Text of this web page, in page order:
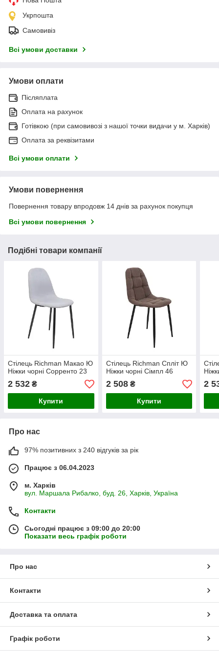
Укрпошта
Самовивіз
Всі умови доставки
Умови оплати
Післяплата
Оплата на рахунок
Готівкою (при самовивозі з нашої точки видачи у м. Харків)
Оплата за реквізитами
Всі умови оплати
Умови повернення
Повернення товару впродовж 14 днів за рахунок покупця
Всі умови повернення
Подібні товари компанії
Стілець Richman Макао Ю
Ніжки чорні Сорренто 23
2 532 ₴
Купити
Стілець Richman Спліт Ю
Ніжки чорні Сімпл 46
2 508₴
Купити
2
Про нас
97% позитивних з 240 відгуків за рік
Працює з 06.04.2023
м. Харків
вул. Маршала Рибалко, буд. 26, Харків, Україна
Контакти
Сьогодні працює з 09:00 до 20:00
Показати весь графік роботи
Про нас
Контакти
Доставка та оплата
Графік роботи